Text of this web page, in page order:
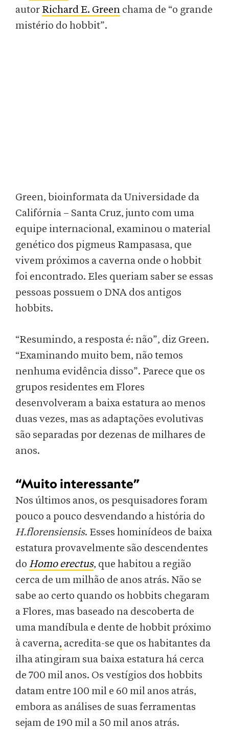
autor Richard E. Green chama de “o grande
mistério do hobbit”.
Green, bioinformata da Universidade da
Califórnia – Santa Cruz, junto com uma
equipe internacional, examinou o material
genético dos pigmeus Rampasasa, que
vivem próximos a caverna onde o hobbit
foi encontrado. Eles queriam saber se essas
pessoas possuem o DNA dos antigos
hobbits.
“Resumindo, a resposta é: não”, diz Green.
“Examinando muito bem, não temos
nenhuma evidência disso”. Parece que os
grupos residentes em Flores
desenvolveram a baixa estatura ao menos
duas vezes, mas as adaptações evolutivas
são separadas por dezenas de milhares de
anos.
“Muito interessante”
Nos últimos anos, os pesquisadores foram
pouco a pouco desvendando a história do
H.florensiensis. Esses hominídeos de baixa
estatura provavelmente são descendentes
do Homo erectus, que habitou a região
cerca de um milhão de anos atrás. Não se
sabe ao certo quando os hobbits chegaram
a Flores, mas baseado na descoberta de
uma mandíbula e dente de hobbit próximo
à caverna, acredita-se que os habitantes da
ilha atingiram sua baixa estatura há cerca
de 700 mil anos. Os vestígios dos hobbits
datam entre 100 mil e 60 mil anos atrás,
embora as análises de suas ferramentas
sejam de 190 mil a 50 mil anos atrás.